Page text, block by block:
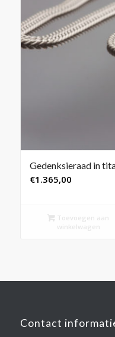
Gedenksieraad in
€1.365,00
Toevoegen aan
winkelwagen
Contact